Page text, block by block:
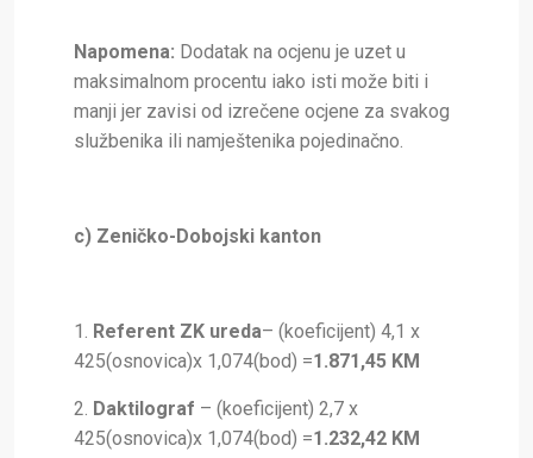
Napomena: Dodatak na ocjenu je uzet u
maksimalnom procentu iako isti može biti i
manji jer zavisi od izrečene ocjene za svakog
službenika ili namještenika pojedinačno.
c) Zeničko-Dobojski kanton
1. Referent ZK ureda– (koeficijent) 4,1 x
425(osnovica)x 1,074(bod) =1.871,45 KM
2. Daktilograf – (koeficijent) 2,7 x
425(osnovica)x 1,074(bod) =1.232,42 KM